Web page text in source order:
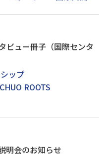
ビュー冊子（国際センタ
ップ
ROOTS
明会のお知らせ